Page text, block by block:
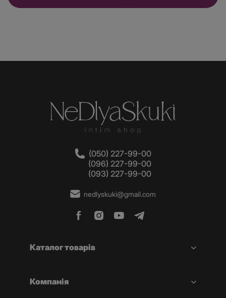
(050) 227-99-00
(096) 227-99-00
(093) 227-99-00
nedlyskuki@gmail.com
Каталог товарів
Компанія